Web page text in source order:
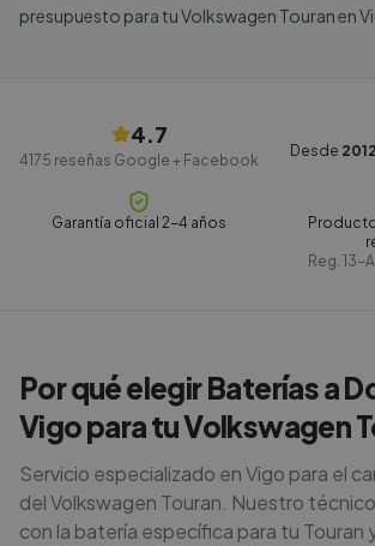
presupuesto para tu Volkswagen Touran en
4.7
4175 reseñas Google + Facebook
Desde 2012
Garantía oficial 2-4 años
Reg. 13-
Por qué elegir Baterías a
Vigo para tu Volkswagen
Servicio especializado en Vigo para el
del Volkswagen Touran. Nuestro
con la batería específica para tu Touran